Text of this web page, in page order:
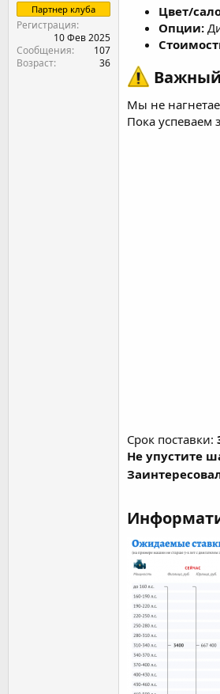
Партнер клуба
Регистрация
10 Фев 2025
Сообщения
107
Возраст
36
Цвет/
Опции:
Мы не
Пока успеваем
Срок поставки:
Не упустите